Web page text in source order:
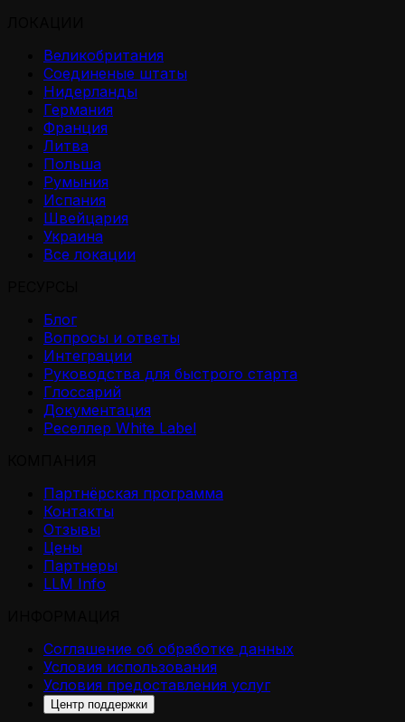
Великобритания
Соединеные штаты
Нидерланды
Германия
Франция
Литва
Польша
Румыния
Испания
Швейцария
Украина
Все локации
Блог
Вопросы и ответы
Интеграции
Руководства для быстрого старта
Глоссарий
Документация
Реселлер White Label
Партнёрская программа
Контакты
Отзывы
Цены
Партнеры
LLM Info
Соглашение об обработке данных
Условия использования
Условия предоставления услуг
Центр поддержки